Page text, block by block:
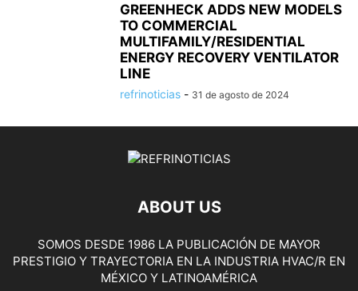
GREENHECK ADDS NEW MODELS
TO COMMERCIAL
MULTIFAMILY/RESIDENTIAL
ENERGY RECOVERY VENTILATOR
LINE
refrinoticias - 31 de agosto de 2024
ABOUT US
SOMOS DESDE 1986 LA PUBLICACIÓN DE MAYOR
PRESTIGIO Y TRAYECTORIA EN LA INDUSTRIA HVAC/R EN
MÉXICO Y LATINOAMÉRICA